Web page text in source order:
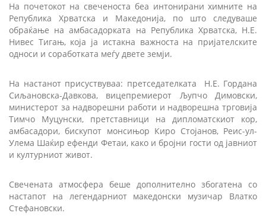
На почетокот на свеченоста беа интонирани химните на
Република Хрватска и Македонија, по што следуваше
обраќање на амбасадорката на Република Хрватска, Н.Е.
Нивес Тигањ, која ја истакна важноста на пријателските
односи и соработката меѓу двете земји.
На настанот присуствуваа: претседателката
Н.Е. Гордана
Сиљановска-Давкова, вицепремиерот Љупчо Димовски,
министерот за надворешни работи и надворешна трговија
Тимчо Муцунски, претставници на дипломатскиот кор,
амбасадори, бискупот монсињор Киро Стојанов, Реис-ул-
Улема Шаќир ефенди Фетаи, како и бројни гости од јавниот
и културниот живот.
Свечената атмосфера беше дополнително збогатена со
настапот на легендарниот македонски музичар Влатко
Стефановски.